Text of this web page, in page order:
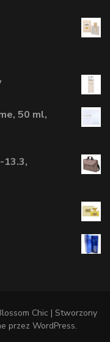
50 ml,
13.3,
Chic | Stworzony
przez WordPress.